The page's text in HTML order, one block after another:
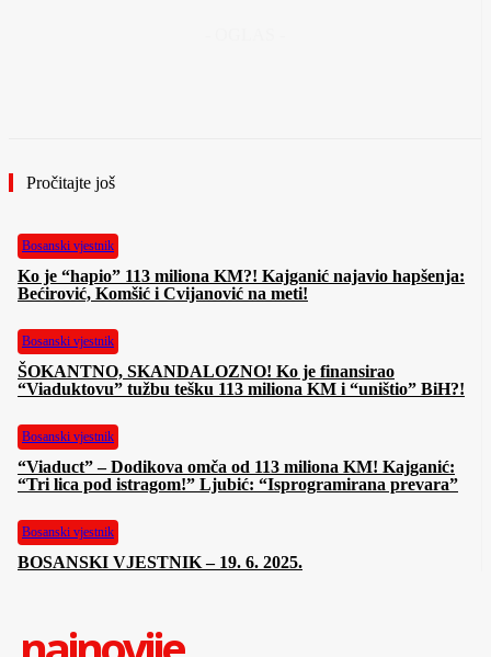
Pročitajte još
Bosanski vjestnik
Ko je “hapio” 113 miliona KM?! Kajganić najavio hapšenja:
Bećirović, Komšić i Cvijanović na meti!
Bosanski vjestnik
ŠOKANTNO, SKANDALOZNO! Ko je finansirao
“Viaduktovu” tužbu tešku 113 miliona KM i “uništio” BiH?!
Bosanski vjestnik
“Viaduct” – Dodikova omča od 113 miliona KM! Kajganić:
“Tri lica pod istragom!” Ljubić: “Isprogramirana prevara”
Bosanski vjestnik
BOSANSKI VJESTNIK – 19. 6. 2025.